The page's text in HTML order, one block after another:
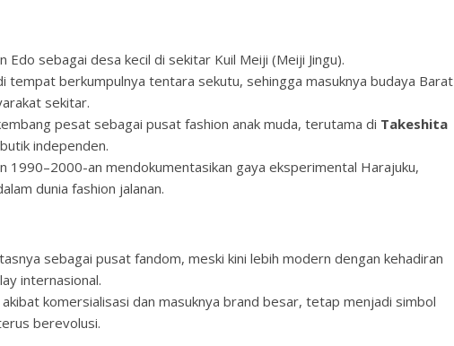
Edo sebagai desa kecil di sekitar Kuil Meiji (Meiji Jingu).
tempat berkumpulnya tentara sekutu, sehingga masuknya budaya Barat
sekitar.
pesat sebagai pusat fashion anak muda, terutama di Takeshita
independen.
1990–2000-an mendokumentasikan gaya eksperimental Harajuku,
dunia fashion jalanan.
sebagai pusat fandom, meski kini lebih modern dengan kehadiran
internasional.
komersialisasi dan masuknya brand besar, tetap menjadi simbol
berevolusi.